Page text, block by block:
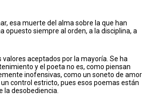
esa muerte del alma sobre la que han
opuesto siempre al orden, a la disciplina, a
aceptados por la mayoría. Se ha
y el poeta no es, como piensan
inofensivas, como un soneto de amor
control estricto, pues esos poemas están
la desobediencia.